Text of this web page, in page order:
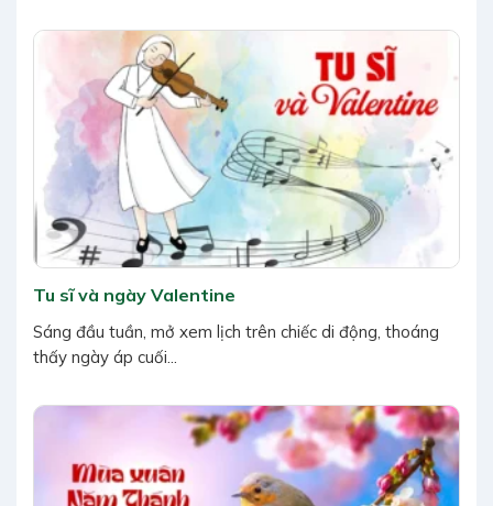
Tu sĩ và ngày Valentine
Sáng đầu tuần, mở xem lịch trên chiếc di động, thoáng
thấy ngày áp cuối...